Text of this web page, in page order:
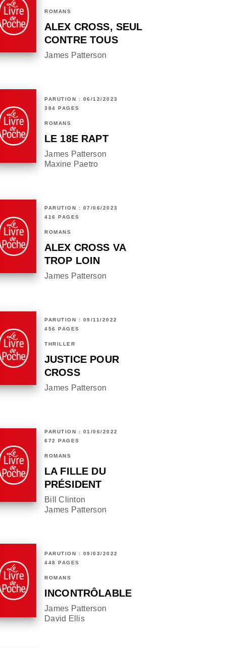
ROMANS
ALEX CROSS, SEUL
CONTRE TOUS
James Patterson
PARUTION : 06/12/2023
384 PAGES
ROMANS
LE 18E RAPT
James Patterson
Maxine Paetro
PARUTION : 07/06/2023
416 PAGES
ROMANS
ALEX CROSS VA
TROP LOIN
James Patterson
PARUTION : 09/11/2022
456 PAGES
THRILLER
JUSTICE POUR
CROSS
James Patterson
PARUTION : 01/06/2022
672 PAGES
ROMANS
LA FILLE DU
PRÉSIDENT
Bill Clinton
James Patterson
PARUTION : 09/03/2022
448 PAGES
ROMANS
INCONTRÔLABLE
James Patterson
David Ellis